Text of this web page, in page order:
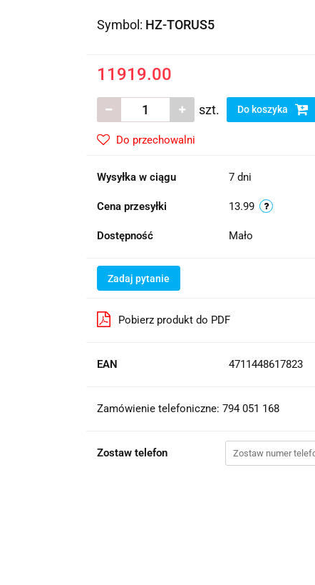
Symbol: HZ-TORUS5
11919.00
szt. Do koszyka
Do przechowalni
Wysyłka w ciągu 7 dni
Cena przesyłki 13.99
Dostępność Mało
Zadaj pytanie
Pobierz produkt do PDF
EAN 4711448617823
Zamówienie telefoniczne: 794 051 168
Zostaw telefon